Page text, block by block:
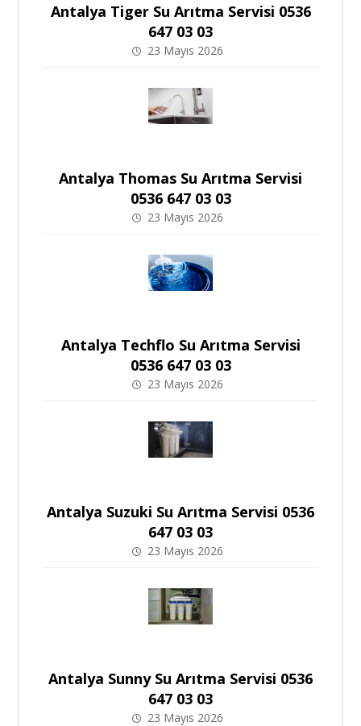
Antalya Tiger Su Arıtma Servisi 0536
647 03 03
23 Mayıs 2026
Antalya Thomas Su Arıtma Servisi
0536 647 03 03
23 Mayıs 2026
Antalya Techflo Su Arıtma Servisi
0536 647 03 03
23 Mayıs 2026
Antalya Suzuki Su Arıtma Servisi 0536
647 03 03
23 Mayıs 2026
Antalya Sunny Su Arıtma Servisi 0536
647 03 03
23 Mayıs 2026